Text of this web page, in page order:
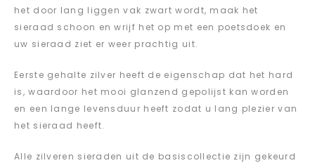
het door lang liggen vak zwart wordt, maak het
sieraad schoon en wrijf het op met een poetsdoek en
uw sieraad ziet er weer prachtig uit.
Eerste gehalte zilver heeft de eigenschap dat het hard
is, waardoor het mooi glanzend gepolijst kan worden
en een lange levensduur heeft zodat u lang plezier van
het sieraad heeft.
Alle zilveren sieraden uit de basiscollectie zijn gekeurd